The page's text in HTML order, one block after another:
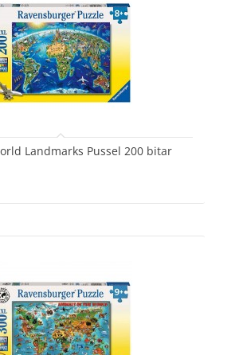
Landmarks Pussel 200 bitar